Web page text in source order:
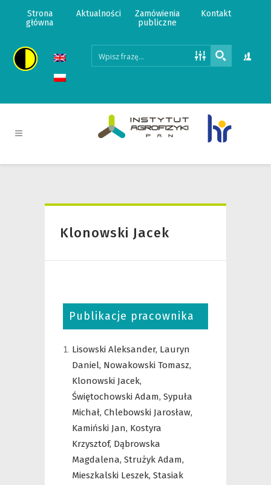
Strona
główna
Aktualności
Zamówienia
publiczne
Kontakt
Klonowski Jacek
Publikacje pracownika
Lisowski Aleksander, Lauryn
Daniel, Nowakowski Tomasz,
Klonowski Jacek,
Świętochowski Adam, Sypuła
Michał, Chlebowski Jarosław,
Kamiński Jan, Kostyra
Krzysztof, Dąbrowska
Magdalena, Strużyk Adam,
Mieszkalski Leszek, Stasiak